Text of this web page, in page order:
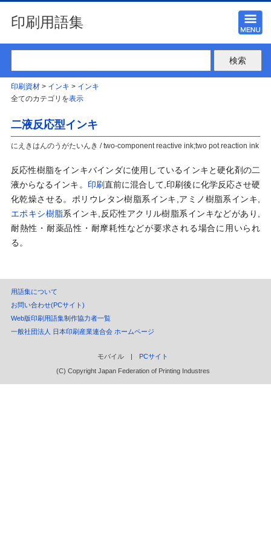
印刷用語集
印刷資材> インキ > インキ
全てのカテゴリを表示
二液反応型インキ
にえきはんのうがたいんき / two-component reactive ink;two pot reaction ink
反応性樹脂をインキバインダに使用しているインキと硬化剤の二
液からなるインキ。 印刷直前に混合して,印刷後に化学反応させ硬
化乾燥させる。ポリウレタン樹脂系インキ,アミノ樹脂系インキ,
エポキシ樹脂系インキ,反応性アクリル樹脂系インキなどがあり,
耐熱性・耐薬品性・耐摩耗性などが要求される場合に用いられ
る。
用語集について
お問い合わせ(PCサイト)
Web版印刷用語集制作協力者一覧
一般社団法人 日本印刷産業連合会 ホームページ
モバイル | PCサイト
(C) Copyright Japan Federation of Printing Industres